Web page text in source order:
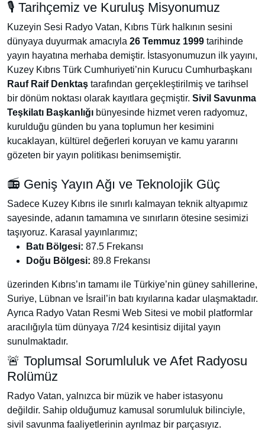
🎙️ Tarihçemiz ve Kuruluş Misyonumuz
Kuzeyin Sesi Radyo Vatan, Kıbrıs Türk halkının sesini
dünyaya duyurmak amacıyla 26 Temmuz 1999 tarihinde
yayın hayatına merhaba demiştir. İstasyonumuzun ilk yayını,
Kuzey Kıbrıs Türk Cumhuriyeti’nin Kurucu Cumhurbaşkanı
Rauf Raif Denktaş tarafından gerçekleştirilmiş ve tarihsel
bir dönüm noktası olarak kayıtlara geçmiştir. Sivil Savunma
Teşkilatı Başkanlığı bünyesinde hizmet veren radyomuz,
kurulduğu günden bu yana toplumun her kesimini
kucaklayan, kültürel değerleri koruyan ve kamu yararını
gözeten bir yayın politikası benimsemiştir.
📻 Geniş Yayın Ağı ve Teknolojik Güç
Sadece Kuzey Kıbrıs ile sınırlı kalmayan teknik altyapımız
sayesinde, adanın tamamına ve sınırların ötesine sesimizi
taşıyoruz. Karasal yayınlarımız;
Batı Bölgesi: 87.5 Frekansı
Doğu Bölgesi: 89.8 Frekansı
üzerinden Kıbrıs’ın tamamı ile Türkiye’nin güney sahillerine,
Suriye, Lübnan ve İsrail’in batı kıyılarına kadar ulaşmaktadır.
Ayrıca Radyo Vatan Resmi Web Sitesi ve mobil platformlar
aracılığıyla tüm dünyaya 7/24 kesintisiz dijital yayın
sunulmaktadır.
🚨 Toplumsal Sorumluluk ve Afet Radyosu
Rolümüz
Radyo Vatan, yalnızca bir müzik ve haber istasyonu
değildir. Sahip olduğumuz kamusal sorumluluk bilinciyle,
sivil savunma faaliyetlerinin ayrılmaz bir parçasıyız.